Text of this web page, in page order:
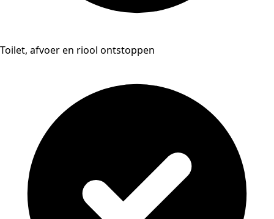
Toilet, afvoer en riool ontstoppen